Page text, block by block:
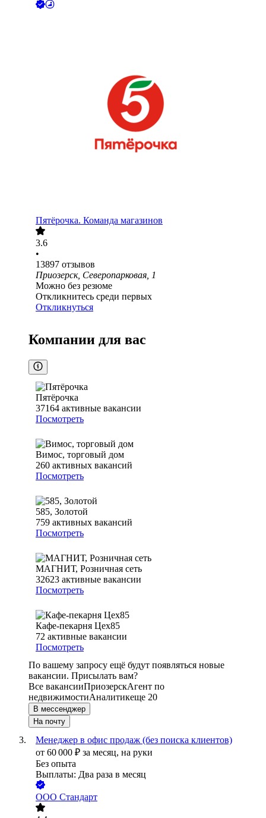
Пятёрочка. Команда магазинов
3.6
•
13897 отзывов
Приозерск, Северопарковая, 1
Можно без резюме
Откликнитесь среди первых
Откликнуться
Компании для вас
Пятёрочка
37164 активные вакансии
Посмотреть
Вимос, торговый дом
260 активных вакансий
Посмотреть
585, Золотой
759 активных вакансий
Посмотреть
МАГНИТ, Розничная сеть
32623 активные вакансии
Посмотреть
Кафе-пекарня Цех85
72 активные вакансии
Посмотреть
По вашему запросу ещё будут появляться новые
вакансии. Присылать вам?
Все вакансииПриозерскАгент по
недвижимостиАналитикеще 20
В мессенджер
На почту
Менеджер в офис продаж (без поиска клиентов)
от 60 000 ₽ за месяц, на руки
Без опыта
Выплаты: Два раза в месяц
ООО Стандарт